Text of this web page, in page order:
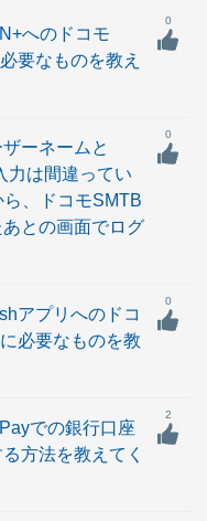
へのドコモ
要なものを教え
0
ーネームと
力は間違ってい
、ドコモSMTB
との画面でログ
0
アプリへのドコ
必要なものを教
0
での銀行口座
方法を教えてく
2